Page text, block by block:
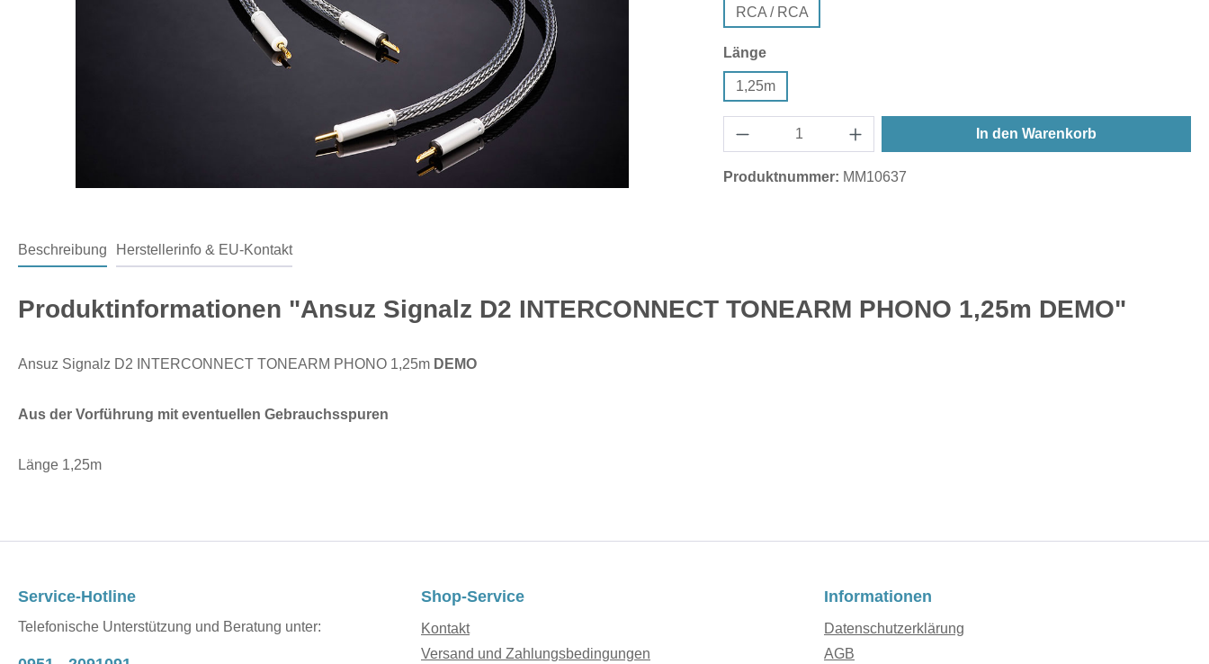
RCA / RCA
Längeauswählen
1,25m
In den Warenkorb
Produktnummer: MM10637
Beschreibung Herstellerinfo & EU-Kontakt
Produktinformationen "Ansuz Signalz D2 INTERCONNECT TONEARM PHONO 1,25m DEMO"
Ansuz Signalz D2 INTERCONNECT TONEARM PHONO 1,25m DEMO
Aus der Vorführung mit eventuellen Gebrauchsspuren
Länge 1,25m
Service-Hotline
Telefonische Unterstützung und Beratung unter:
Shop-Service
Kontakt
Versand und Zahlungsbedingungen
Informationen
Datenschutzerklärung
AGB